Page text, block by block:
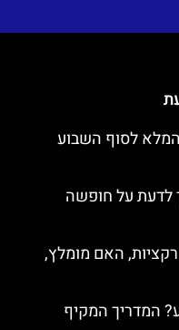
המלא לסוף השבוע
לדעת על חופשה
האם מומלץ,
המדריך המקיף